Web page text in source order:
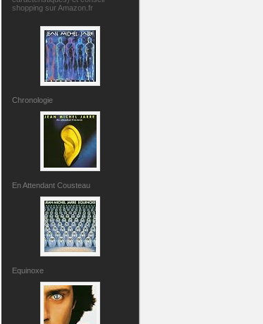
shopping sur Amazon.fr
Chronologie
En Attendant Cousteau
Equinoxe